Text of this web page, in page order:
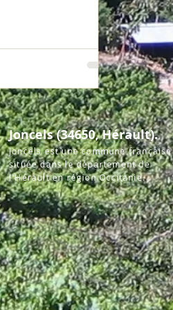
Joncels (34650, Hérault)​.
Joncels est une commune française
située dans le département de
l'Hérault en région Occitanie.